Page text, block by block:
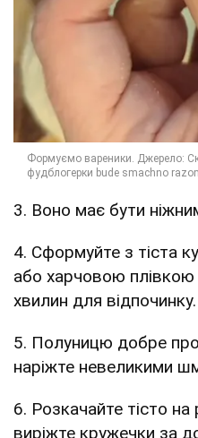
3. Воно має бути
4. Сформуйте з тіста
або харчовою
хвилин для відпочинку.
5. Полуницю добре
наріжте невеликими
6. Розкачайте тісто на
виріжте кружечки за